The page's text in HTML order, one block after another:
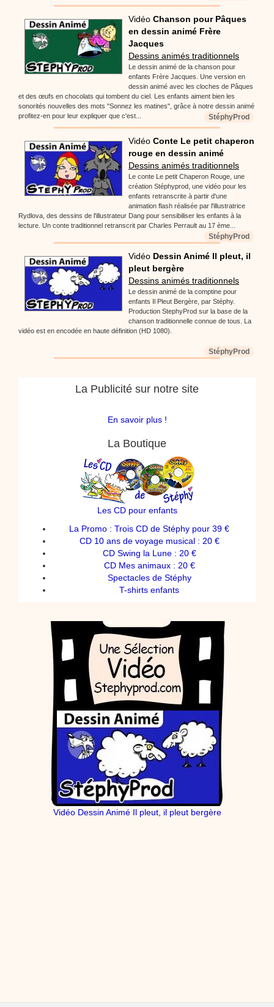
Vidéo Chanson pour Pâques
en dessin animé Frère
Jacques
Dessins animés traditionnels
Le dessin animé de la chanson pour
enfants Frère Jacques. Une version en
dessin animé avec les cloches de Pâques
et des œufs en chocolats qui tombent du ciel. Les enfants aiment bien les
sonorités nouvelles des mots "Sonnez les matines", grâce à notre dessin animé
profitez-en pour leur expliquer que c'est...
StéphyProd
Vidéo Conte Le petit chaperon
rouge en dessin animé
Dessins animés traditionnels
Le conte Le petit Chaperon Rouge, une
création Stéphyprod, une vidéo pour les
enfants retranscrite à partir d'une
animation flash réalisée par l'illustratrice
Rydlova, des dessins de l'illustrateur Dang pour sensibiliser les enfants à la
lecture. Un conte traditionnel retranscrit par Charles Perrault au 17 ème...
StéphyProd
Vidéo Dessin Animé Il pleut, il
pleut bergère
Dessins animés traditionnels
Le dessin animé de la comptine pour
enfants Il Pleut Bergère, par Stéphy.
Production StephyProd sur la base de la
chanson traditionnelle connue de tous. La
vidéo est en encodée en haute définition (HD 1080).
StéphyProd
La Publicité sur notre site
En savoir plus !
La Boutique
Les CD pour enfants
La Promo : Trois CD de Stéphy pour 39 €
CD 10 ans de voyage musical : 20 €
CD Swing la Lune : 20 €
CD Mes animaux : 20 €
Spectacles de Stéphy
T-shirts enfants
Vidéo Dessin Animé Il pleut, il pleut bergère